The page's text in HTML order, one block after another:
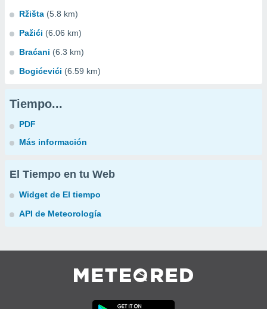
Ržišta (5.8 km)
Pažići (6.06 km)
Braćani (6.3 km)
Bogićevići (6.59 km)
Tiempo...
PDF
Más información
El Tiempo en tu Web
Widget de El tiempo
API de Meteorología